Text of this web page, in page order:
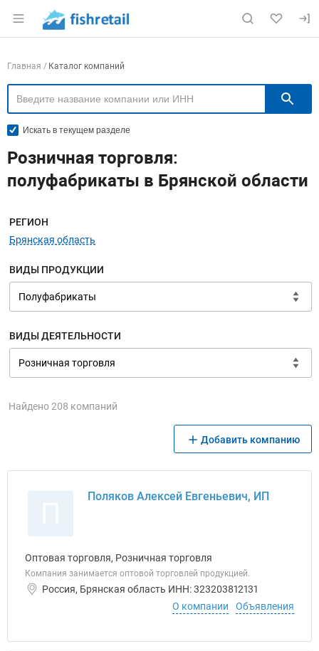
Раздел навигации по сайту fishretail.ru
Навигация по компаниям
Главная Каталог компаний
Искать в текущем разделе
Розничная торговля:
полуфабрикаты в Брянской области
Меню навигации
РЕГИОН
Брянская область
ВИДЫ ПРОДУКЦИИ
ВИДЫ ДЕЯТЕЛЬНОСТИ
Найдено 208 компаний
Добавить компанию
Поляков Алексей Евгеньевич, ИП
Оптовая торговля, Розничная торговля
Компания занимается оптовой торговлей продукцией.
Россия, Брянская область ИНН: 323203812131
О компании
Объявления